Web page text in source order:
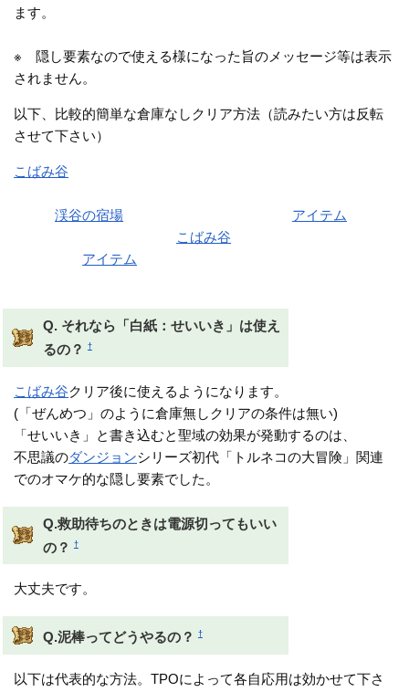
ます。
※ 隠し要素なので使える様になった旨のメッセージ等は表示
されません。
以下、比較的簡単な倉庫なしクリア方法（読みたい方は反転
させて下さい）
こばみ谷
その後渓谷の宿場 アイテム
こばみ谷
アイテム
Q. それなら「白紙：せいいき」は使え
るの？
†
こばみ谷クリア後に使えるようになります。
(「ぜんめつ」のように倉庫無しクリアの条件は無い)
「せいいき」と書き込むと聖域の効果が発動するのは、
不思議のダンジョンシリーズ初代「トルネコの大冒険」関連
でのオマケ的な隠し要素でした。
Q.救助待ちのときは電源切ってもいい
の？
†
大丈夫です。
Q.泥棒ってどうやるの？ †
以下は代表的な方法。TPOによって各自応用は効かせて下さ